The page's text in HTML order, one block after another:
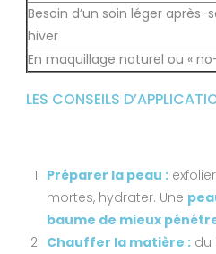
Besoin d’un soin léger après-
hiver
En maquillage naturel ou «
LES CONSEILS
Préparer la peau :
mortes, hydrater. Une
baume de mieux
Chauffer la matière : du